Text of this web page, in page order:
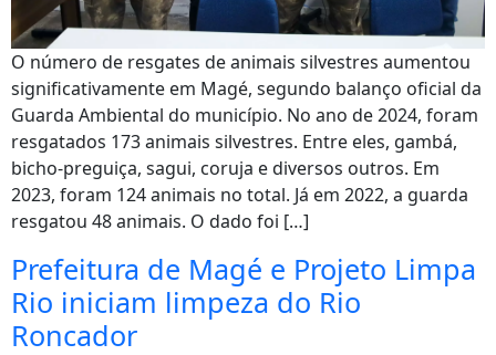
O número de resgates de animais silvestres aumentou
significativamente em Magé, segundo balanço oficial da
Guarda Ambiental do município. No ano de 2024, foram
resgatados 173 animais silvestres. Entre eles, gambá,
bicho-preguiça, sagui, coruja e diversos outros. Em
2023, foram 124 animais no total. Já em 2022, a guarda
resgatou 48 animais. O dado foi […]
Prefeitura de Magé e Projeto Limpa
Rio iniciam limpeza do Rio
Roncador